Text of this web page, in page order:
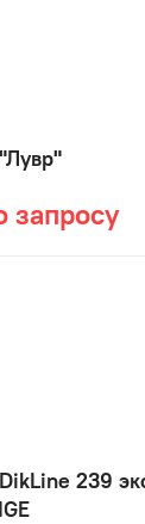
запросу
239